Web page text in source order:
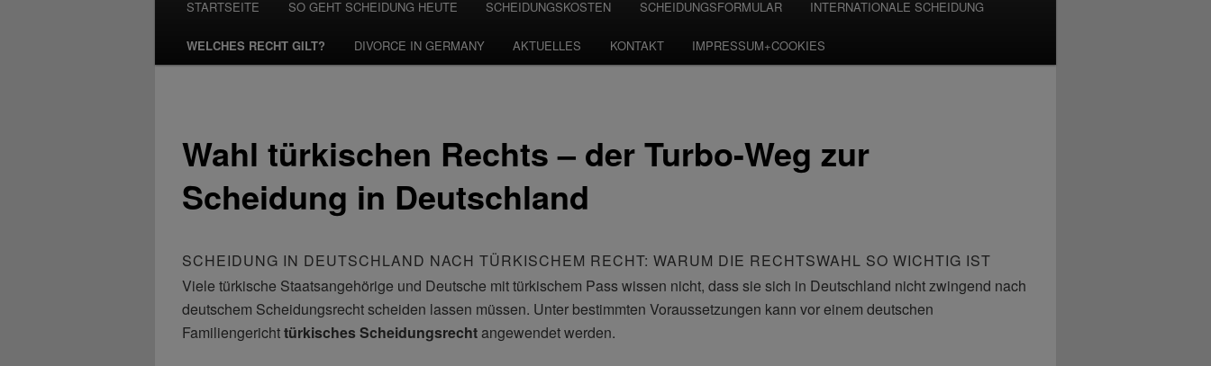
STARTSEITE SO GEHT SCHEIDUNG HEUTE SCHEIDUNGSKOSTEN SCHEIDUNGSFORMULAR INTERNATIONALE SCHEIDUNG
WELCHES RECHT GILT? DIVORCE IN GERMANY AKTUELLES KONTAKT IMPRESSUM+COOKIES
Wahl türkischen Rechts – der Turbo-Weg zur
Scheidung in Deutschland
SCHEIDUNG IN DEUTSCHLAND NACH TÜRKISCHEM RECHT: WARUM DIE RECHTSWAHL SO WICHTIG IST
Viele türkische Staatsangehörige und Deutsche mit türkischem Pass wissen nicht, dass sie sich in Deutschland nicht zwingend nach
deutschem Scheidungsrecht scheiden lassen müssen. Unter bestimmten Voraussetzungen kann vor einem deutschen
Familiengerichttürkisches Scheidungsrechtangewendet werden.